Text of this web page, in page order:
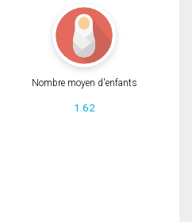
Nombre moyen d'enfants
1.62